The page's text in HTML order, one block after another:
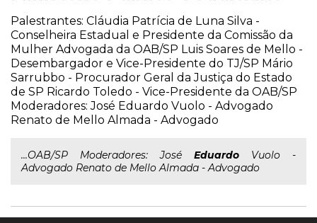
Palestrantes: Cláudia Patrícia de Luna Silva -
Conselheira Estadual e Presidente da Comissão da
Mulher Advogada da OAB/SP Luis Soares de Mello -
Desembargador e Vice-Presidente do TJ/SP Mário
Sarrubbo - Procurador Geral da Justiça do Estado
de SP Ricardo Toledo - Vice-Presidente da OAB/SP
Moderadores: José Eduardo Vuolo - Advogado
Renato de Mello Almada - Advogado
...OAB/SP Moderadores: José Eduardo Vuolo -
Advogado Renato de Mello Almada - Advogado